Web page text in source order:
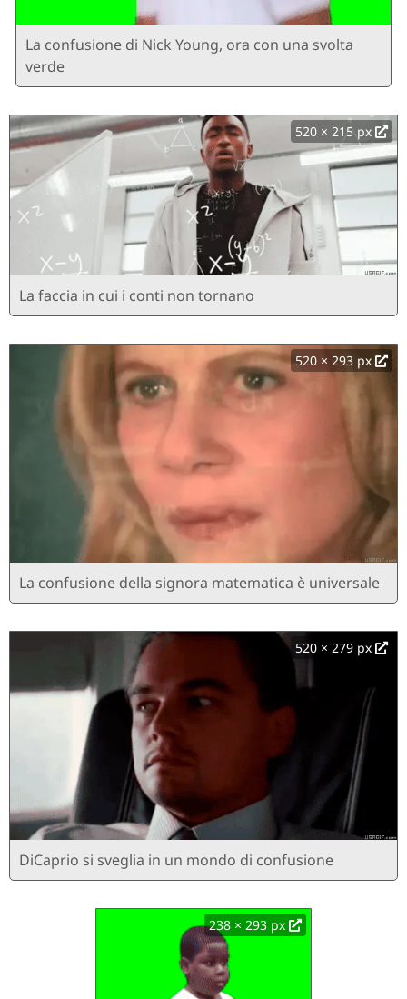
La confusione di Nick Young, ora con una svolta
verde
520 × 215 px
La faccia in cui i conti non tornano
520 × 293 px
La confusione della signora matematica è universale
520 × 279 px
DiCaprio si sveglia in un mondo di confusione
238 × 293 px